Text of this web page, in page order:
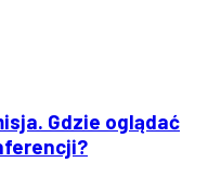
Gdzie oglądać